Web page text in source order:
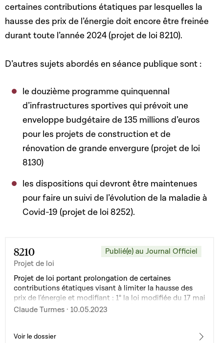
certaines contributions étatiques par lesquelles la
hausse des prix de l’énergie doit encore être freinée
durant toute l’année 2024 (projet de loi 8210).
D’autres sujets abordés en séance publique sont :
le douzième programme quinquennal
d’infrastructures sportives qui prévoit une
enveloppe budgétaire de 135 millions d’euros
pour les projets de construction et de
rénovation de grande envergure (projet de loi
8130)
les dispositions qui devront être maintenues
pour faire un suivi de l’évolution de la maladie à
Covid-19 (projet de loi 8252).
8210
Projet de loi
Publié(e) au Journal Officiel
Projet de loi portant prolongation de certaines
contributions étatiques visant à limiter la hausse des
prix de l'énergie et modifiant : 1° la loi modifiée du 17 mai
2022 portant prise en charge par l'État des frais
contribution étatique visant à limiter la hausse des prix
Claude Turmes · 10.05.2023
Voir le dossier